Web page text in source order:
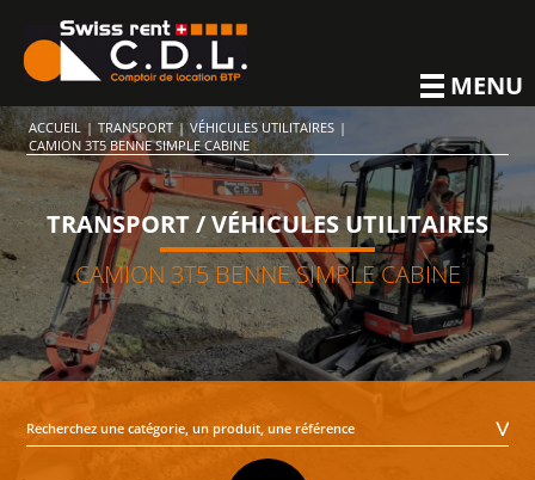
MENU
ACCUEIL | TRANSPORT | VÉHICULES UTILITAIRES |
CAMION 3T5 BENNE SIMPLE CABINE
TRANSPORT / VÉHICULES UTILITAIRES
CAMION 3T5 BENNE SIMPLE CABINE